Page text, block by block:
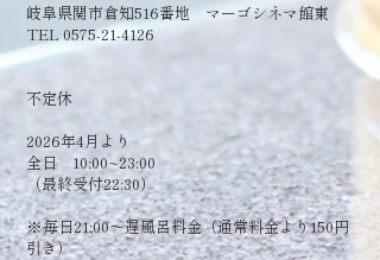
岐阜県関市倉知516番地 マーゴシネマ館東
TEL 0575-21-4126
​不定休
2026年4月より
全日 10:00~23:00
（最終受付22:30）
​※毎日21:00～遅風呂料金（通常料金より150円
引き）